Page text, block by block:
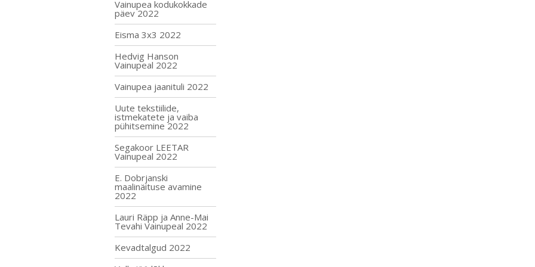
Vainupea kodukokkade
päev 2022
Eisma 3x3 2022
Hedvig Hanson
Vainupeal 2022
Vainupea jaanituli 2022
Uute tekstiilide,
istmekatete ja vaiba
pühitsemine 2022
Segakoor LEETAR
Vainupeal 2022
E. Dobrjanski
maalinäituse avamine
2022
Lauri Räpp ja Anne-Mai
Tevahi Vainupeal 2022
Kevadtalgud 2022